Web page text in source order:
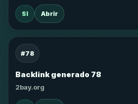
SI Abrir
#78
Backlink generado 78
2bay.org